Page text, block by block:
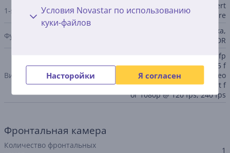
Условия Novastar по использованию
куки-файлов
Насторойки Я согласен
1-я камера
12MP Wide camera, ƒ/1.8 apert
ure
Функции
Панорама, Серийная съемка,
Замедленное движение, HDR
Видео
4K video @ 24 fps, 25 fps, 30 fp
s, 60 fps 1080p HD video @ 25 f
ps, 30 fps, 60 fps 720p HD video
@ 30 fps Slo‑mo video support f
or 1080p @ 120 fps, 240 fps
Фронтальная камера
Количество фронтальных
1